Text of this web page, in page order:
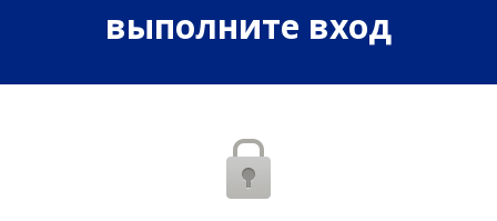
выполните вход